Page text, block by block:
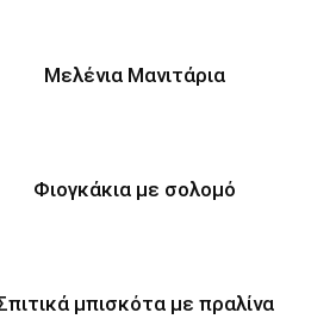
Μελένια Μανιτάρια
Φιογκάκια με σολομό
μπισκότα με πραλίνα